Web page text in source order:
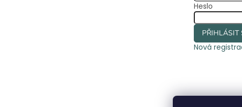
Heslo
PŘIHLÁSIT
Nová